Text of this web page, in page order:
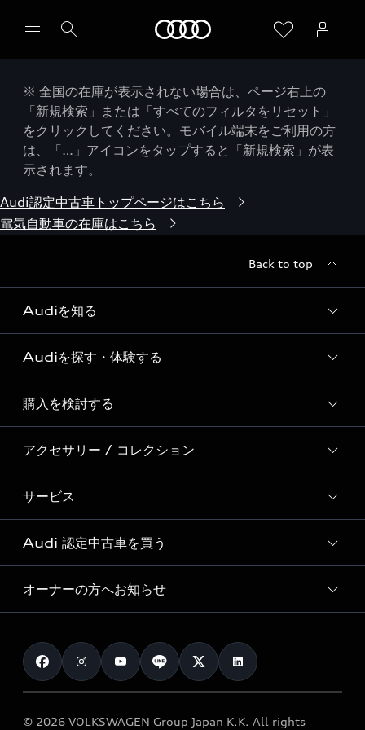
※ 全国の在庫が表示されない場合は、ページ右上の
「新規検索」または「すべてのフィルタをリセット」
をクリックしてください。モバイル端末をご利用の方
は、「…」アイコンをタップすると「新規検索」が表
示されます。
Audi認定中古車トップページはこちら
電気自動車の在庫はこちら
Back to top
Audiを知る
Audi ブランド
Story of Progress
Audi Sport
Formula 1®
デジタルサービス
Audiを探す・体験する
ディーラー検索
新車在庫検索
試乗車・展示車検索
見積り依頼
試乗予約
購入を検討する
モデル一覧
特別仕様モデル / 限定モデル
e-tronラインアップ
価格シミュレーション
車両比較
カタログ一覧
アクセサリー / コレクション
純正アクセサリー
オンラインショップ
Audi collection
アウディナビアプリ
サービス
サービス入庫予約
サービスプログラム
メンテナンス
車検 / 定期点検
e-tronアフターサポート
Audi 認定中古車を買う
Audi認定中古車
クオリティ
保証
メンテナンス
オーナーの方へお知らせ
お知らせ
オーナー様向けキャンペーン
© 2026 VOLKSWAGEN Group Japan K.K. All rights